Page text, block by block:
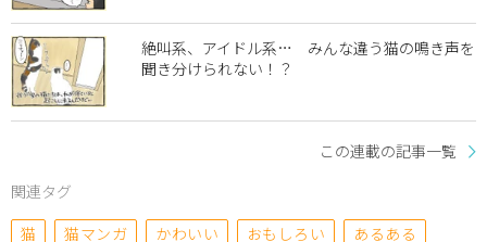
絶叫系、アイドル系… みんな違う猫の鳴き声を
聞き分けられない！？
この連載の記事一覧
関連タグ
猫
猫マンガ かわいい おもしろい あるある